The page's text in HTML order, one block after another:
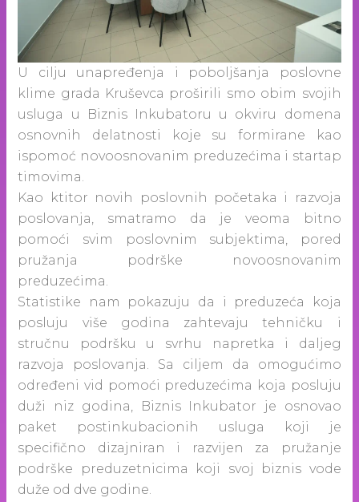
U cilju unapređenja i poboljšanja poslovne
klime grada Kruševca proširili smo obim svojih
usluga u Biznis Inkubatoru u okviru domena
osnovnih delatnosti koje su formirane kao
ispomoć novoosnovanim preduzećima i startap
timovima.
Kao ktitor novih poslovnih početaka i razvoja
poslovanja, smatramo da je veoma bitno
pomoći svim poslovnim subjektima, pored
pružanja podrške novoosnovanim
preduzećima.
Statistike nam pokazuju da i preduzeća koja
posluju više godina zahtevaju tehničku i
stručnu podršku u svrhu napretka i daljeg
razvoja poslovanja. Sa ciljem da omogućimo
određeni vid pomoći preduzećima koja posluju
duži niz godina, Biznis Inkubator je osnovao
paket postinkubacionih usluga koji je
specifično dizajniran i razvijen za pružanje
podrške preduzetnicima koji svoj biznis vode
duže od dve godine.